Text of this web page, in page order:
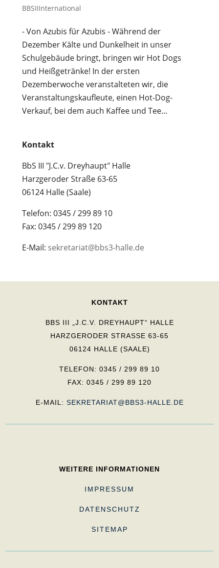
BBSIIInternational
- Von Azubis für Azubis - Während der
Dezember Kälte und Dunkelheit in unser
Schulgebäude bringt, bringen wir Hot Dogs
und Heißgetränke! In der ersten
Dezemberwoche veranstalteten wir, die
Veranstaltungskaufleute, einen Hot-Dog-
Verkauf, bei dem auch Kaffee und Tee...
Kontakt
BbS III "J.C.v. Dreyhaupt" Halle
Harzgeroder Straße 63-65
06124 Halle (Saale)
Telefon: 0345 / 299 89 10
Fax: 0345 / 299 89 120
E-Mail: sekretariat@bbs3-halle.de
KONTAKT
BBS III „J.C.V. DREYHAUPT“ HALLE
HARZGERODER STRASSE 63-65
06124 HALLE (SAALE)
TELEFON: 0345 / 299 89 10
FAX: 0345 / 299 89 120
E-MAIL: SEKRETARIAT@BBS3-HALLE.DE
WEITERE INFORMATIONEN
IMPRESSUM
DATENSCHUTZ
SITEMAP